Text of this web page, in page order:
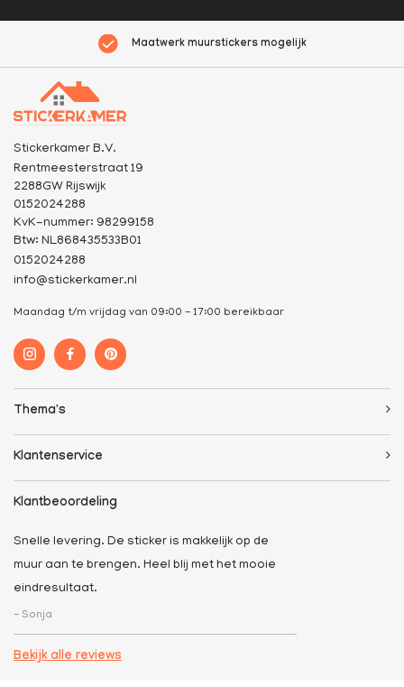
Maatwerk muurstickers mogelijk
Stickerkamer B.V.
Rentmeesterstraat 19
2288GW Rijswijk
0152024288
KvK-nummer: 98299158
Btw: NL868435533B01
0152024288
info@stickerkamer.nl
Maandag t/m vrijdag van 09:00 - 17:00 bereikbaar
Thema's
Klantenservice
Klantbeoordeling
Snelle levering. De sticker is makkelijk op de
muur aan te brengen. Heel blij met het mooie
eindresultaat.
- Sonja
Bekijk alle reviews